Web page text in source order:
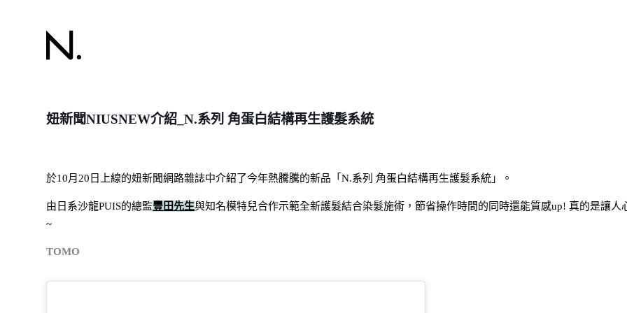
妞新聞NIUSNEW介紹_N.系列 角蛋白結構再生護髮系統
於10月20日上線的妞新聞網路雜誌中介紹了今年熱騰騰的新品「N.系列 角蛋白結構再生護髮系統」。
由日系沙龍PUIS的總監豐田先生與知名模特兒合作示範全新護髮結合染髮施術，節省操作時間的同時還能質感up! 真的是讓人
~
TOMO